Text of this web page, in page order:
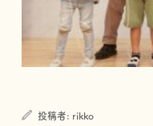
投稿者: rikko